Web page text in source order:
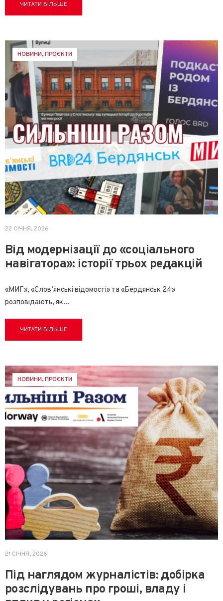
ЧИТАТИ БІЛЬШЕ
НОВИНИ,ПРОЄКТИ
22 СІЧНЯ, 2026
Від модернізації до «соціального
навігатора»: історії трьох редакцій
«МИГ», «Слов’янські відомості» та «Бердянськ 24»
розповідають, як...
ЧИТАТИ БІЛЬШЕ
НОВИНИ,ПРОЄКТИ
21 СІЧНЯ, 2026
Під наглядом журналістів: добірка
розслідувань про гроші, владу і